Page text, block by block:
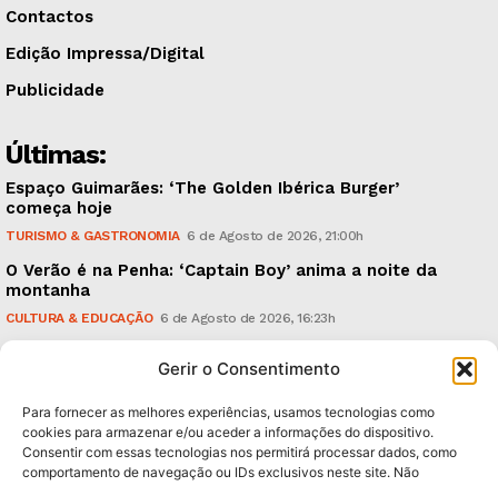
Gerir o Consentimento
Para fornecer as melhores experiências, usamos tecnologias como
cookies para armazenar e/ou aceder a informações do dispositivo.
Consentir com essas tecnologias nos permitirá processar dados, como
comportamento de navegação ou IDs exclusivos neste site. Não
Contactos
Edição Impressa/Digital
Publicidade
Últimas:
Espaço Guimarães: ‘The Golden Ibérica Burger’
começa hoje
TURISMO & GASTRONOMIA 6 de Agosto de 2026, 21:00h
O Verão é na Penha: ‘Captain Boy’ anima a noite da
montanha
CULTURA & EDUCAÇÃO 6 de Agosto de 2026, 16:23h
em causa”, garante Ricardo Araújo
Subscreva Newsletter: